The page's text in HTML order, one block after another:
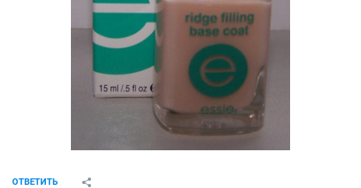
ОТВЕТИТЬ